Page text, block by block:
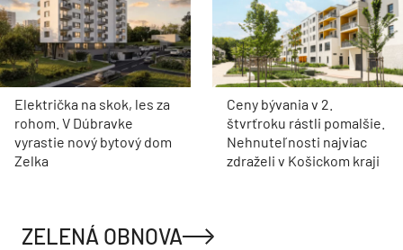
Električka na skok, les za
rohom. V Dúbravke
vyrastie nový bytový dom
Zelka
Ceny bývania v 2.
štvrťroku rástli pomalšie.
Nehnuteľnosti najviac
zdraželi v Košickom kraji
ZELENÁ OBNOVA